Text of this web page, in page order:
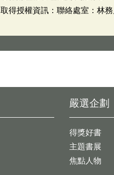
取得授權資訊：聯絡處室：林
嚴選企劃
得獎好書
主題書展
焦點人物